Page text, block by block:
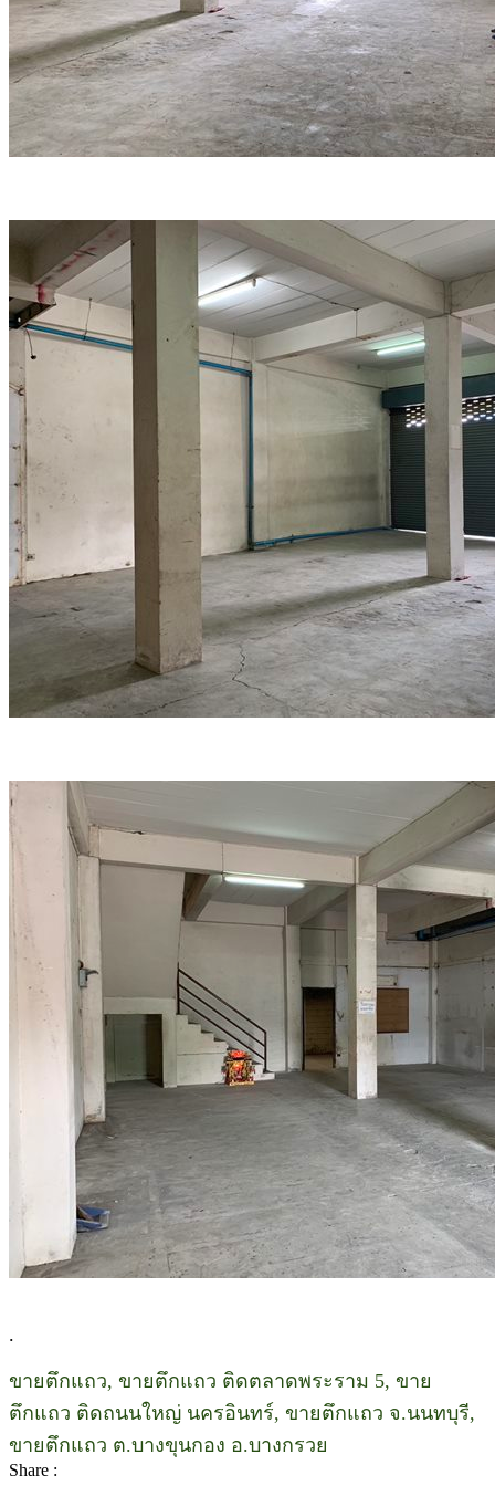
.
ขายตึกแถว, ขายตึกแถว ติดตลาดพระราม 5, ขาย
ตึกแถว ติดถนนใหญ่ นครอินทร์, ขายตึกแถว จ.นนทบุรี,
ขายตึกแถว ต.บางขุนกอง อ.บางกรวย
Share :